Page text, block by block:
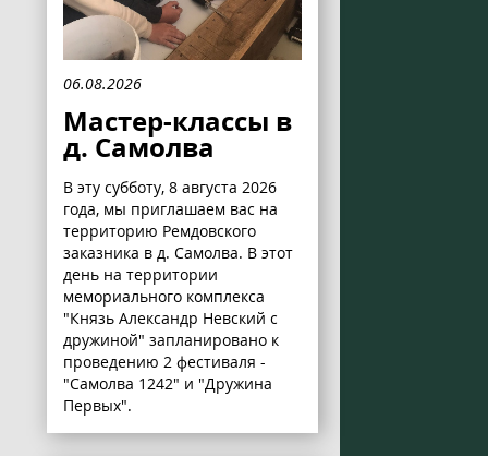
06.08.2026
Мастер-классы в
д. Самолва
В эту субботу, 8 августа 2026
года, мы приглашаем вас на
территорию Ремдовского
заказника в д. Самолва. В этот
день на территории
мемориального комплекса
"Князь Александр Невский с
дружиной" запланировано к
проведению 2 фестиваля -
"Самолва 1242" и "Дружина
Первых".